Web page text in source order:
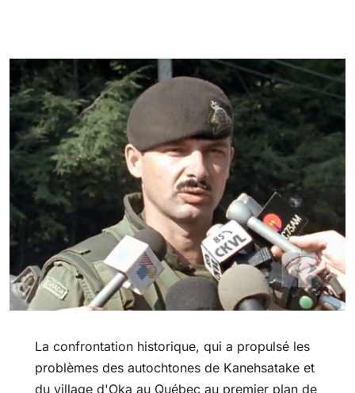
La confrontation historique, qui a propulsé les
problèmes des autochtones de Kanehsatake et
du village d'Oka au Québec au premier plan de